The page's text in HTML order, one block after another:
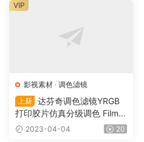
影视素材 · 调色滤镜
上新 达芬奇调色滤镜YRGB
打印胶片仿真分级调色 FilmU
nlimited Kodak 250D（001
2023-04-04 20
VIP